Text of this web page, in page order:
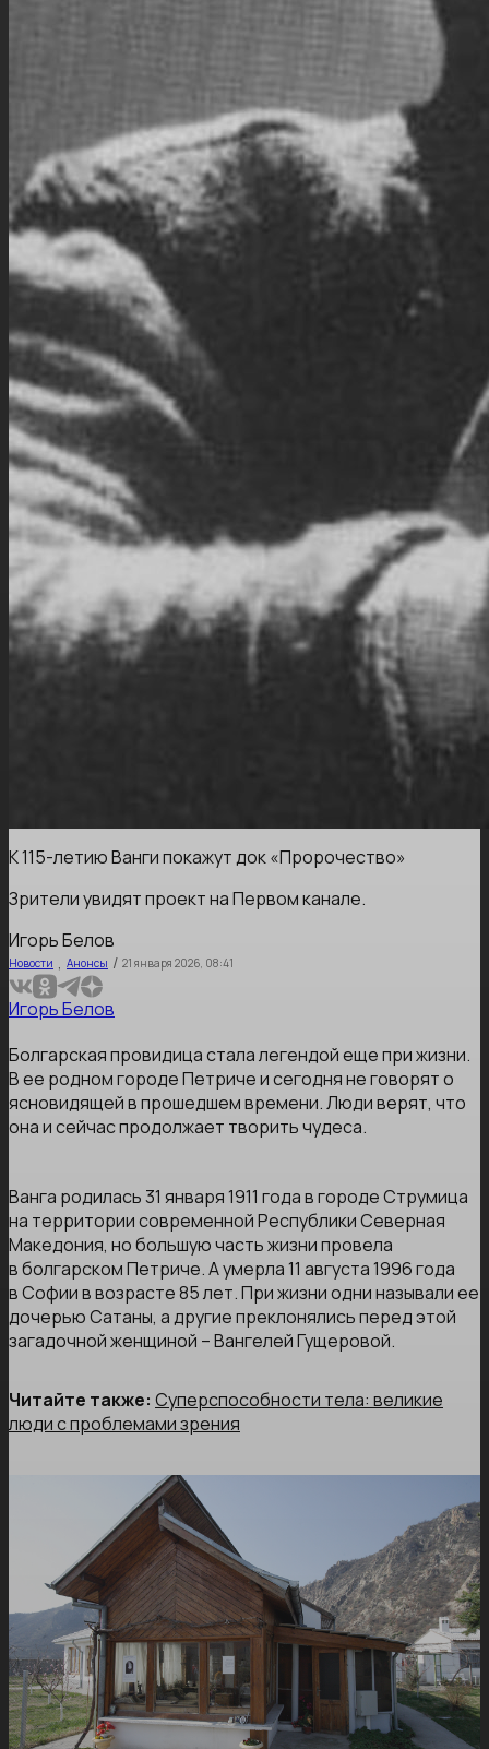
К 115-летию Ванги покажут док «Пророчество»
Зрители увидят проект на Первом канале.
Игорь Белов
Новости , Анонсы / 21 января 2026, 08:41
Игорь Белов
Болгарская провидица стала легендой еще при жизни.
В ее родном городе Петриче и сегодня не говорят о
ясновидящей в прошедшем времени. Люди верят, что
она и сейчас продолжает творить чудеса.
Ванга родилась 31 января 1911 года в городе Струмица
на территории современной Республики Северная
Македония, но большую часть жизни провела
в болгарском Петриче. А умерла 11 августа 1996 года
в Софии в возрасте 85 лет. При жизни одни называли ее
дочерью Сатаны, а другие преклонялись перед этой
загадочной женщиной – Вангелей Гущеровой.
Читайте также: Суперспособности тела: великие
люди с проблемами зрения